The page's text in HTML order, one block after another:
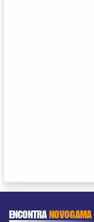
ENCONTRANOVOGAMA